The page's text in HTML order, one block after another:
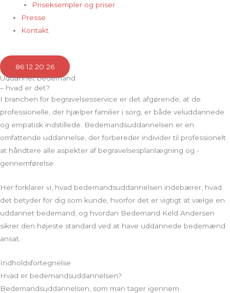
Priseksempler og priser
Presse
Kontakt
86 12 20 26
Uddannet bedemand
– hvad er det?
I branchen for begravelsesservice er det afgørende, at de
professionelle, der hjælper familier i sorg, er både veluddannede
og empatisk indstillede. Bedemandsuddannelsen er en
omfattende uddannelse, der forbereder individer til professionelt
at håndtere alle aspekter af begravelsesplanlægning og -
gennemførelse.
Her forklarer vi, hvad bedemandsuddannelsen indebærer, hvad
det betyder for dig som kunde, hvorfor det er vigtigt at vælge en
uddannet bedemand, og hvordan Bedemand Keld Andersen
sikrer den højeste standard ved at have uddannede bedemænd
ansat.
Indholdsfortegnelse
Hvad er bedemandsuddannelsen?
Bedemandsuddannelsen, som man tager igennem